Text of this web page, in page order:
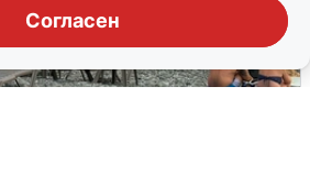
Согласен